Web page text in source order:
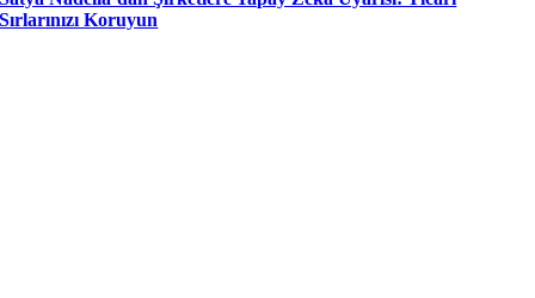
Sırlarınızı Koruyun